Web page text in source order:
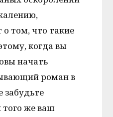
о том, что такие
когда вы
начать
роман в
забудьте
того же ваш